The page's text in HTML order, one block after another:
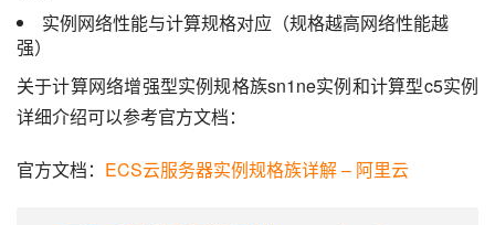
实例网络性能与计算规格对应（规格越高网络性能越
强）
关于计算网络增强型实例规格族sn1ne实例和计算型c5实例
详细介绍可以参考官方文档：
官方文档： ECS云服务器实例规格族详解 – 阿里云